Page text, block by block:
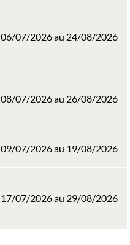
06/07/2026 au 24/08/2026
08/07/2026 au 26/08/2026
09/07/2026 au 19/08/2026
17/07/2026 au 29/08/2026